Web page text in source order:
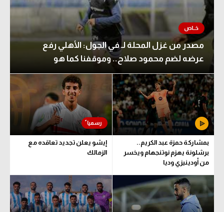
مصدر من غزل المحلة لـ في الجول: الأهلي رفع
عرضه لضم محمود صلاح.. وموقفنا كما هو
بمشاركة حمزة عبد الكريم..
برشلونة يهزم نوتنجهام ويخسر
من أودينيزي وديا
إيشو يعلن تجديد تعاقده مع
الزمالك